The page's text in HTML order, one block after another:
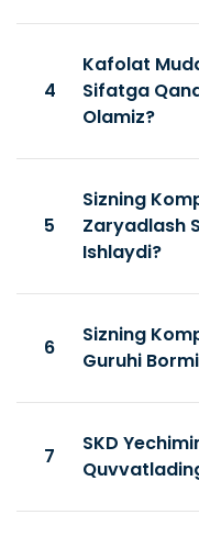
4
Kafolat
Sifatga
Olamiz?
5
Sizning
Zaryadlash
Ishlaydi?
6
Sizning
Guruhi
7
SKD